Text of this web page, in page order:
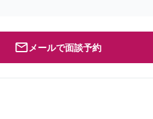
メールで面談予約